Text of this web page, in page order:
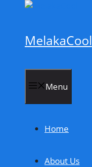
MelakaCool
Menu
Home
About Us